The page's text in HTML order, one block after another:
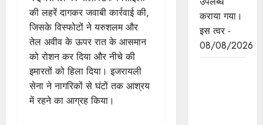
की लहरें दागकर जवाबी कार्रवाई की,
जिसके विस्फोटों ने यरुशलम और
तेल अवीव के ऊपर रात के आसमान
को रोशन कर दिया और नीचे की
इमारतों को हिला दिया। इजरायली
सेना ने नागरिकों से घंटों तक आश्रय
में रहने का आग्रह किया।
कराया गया।
इस त्वर -
08/08/2026